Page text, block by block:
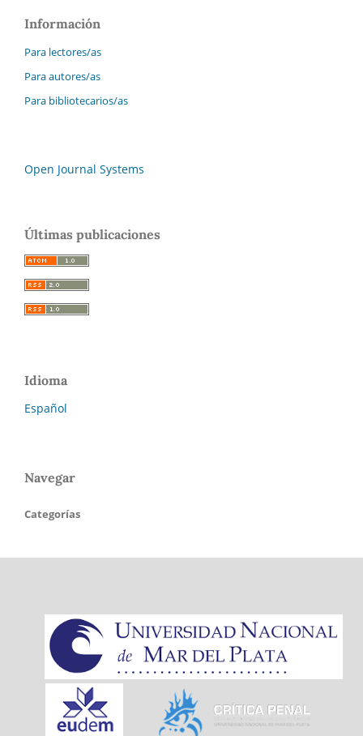
Información
Para lectores/as
Para autores/as
Para bibliotecarios/as
Open Journal Systems
Últimas publicaciones
Idioma
Español
Navegar
Categorías